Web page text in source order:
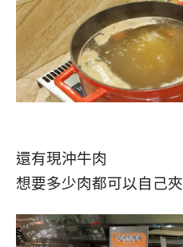
還有現沖牛肉
想要多少肉都可以自己夾